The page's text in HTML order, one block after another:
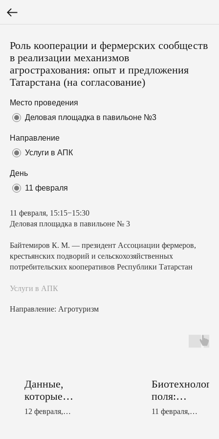
Роль кооперации и фермерских сообществ
в реализации механизмов
агрострахования: опыт и предложения
Татарстана (на согласование)
Место проведения
Деловая площадка в павильоне №3
Направление
Услуги в АПК
День
11 февраля
11 февраля, 15:15−15:30
Деловая площадка в павильоне № 3
Байтемиров К. М. — президент Ассоциации фермеров,
крестьянских подворий и сельскохозяйственных
потребительских кооперативов Республики Татарстан
Услуги в АПК
Направление: Агротуризм
Данные,
которые
приносят
12 февраля,
поля:
применение
11 февраля,